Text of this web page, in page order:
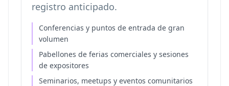
registro anticipado.
Conferencias y puntos de entrada de gran
volumen
Pabellones de ferias comerciales y sesiones
de expositores
Seminarios, meetups y eventos comunitarios